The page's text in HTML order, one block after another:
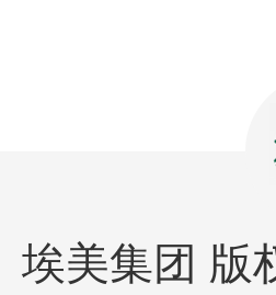
埃美集团 版